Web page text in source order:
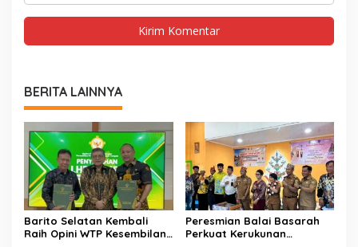
BERITA LAINNYA
Barito Selatan Kembali
Raih Opini WTP Kesembilan
Peresmian Balai Basarah
Perkuat Kerukunan